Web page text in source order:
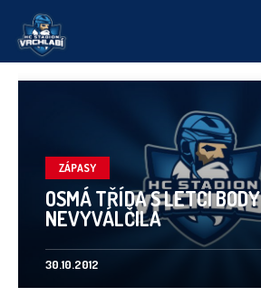
ZÁPASY
OSMÁ TŘÍDA S LETCI BODY
NEVYVÁLČILA
30.10.2012